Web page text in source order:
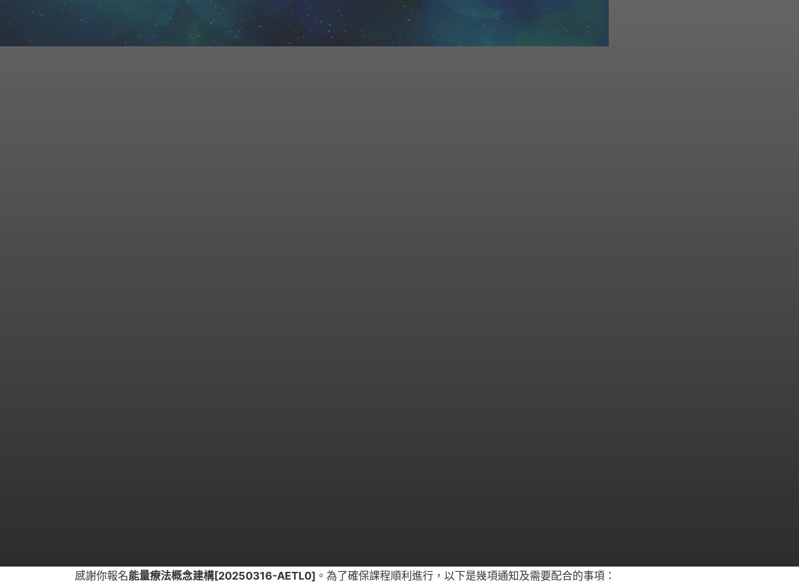
感謝你報名能量療法概念建構[20250316-AETL0] 。為了確保課程順利進行，以下是幾項通知及需要配合的事項：